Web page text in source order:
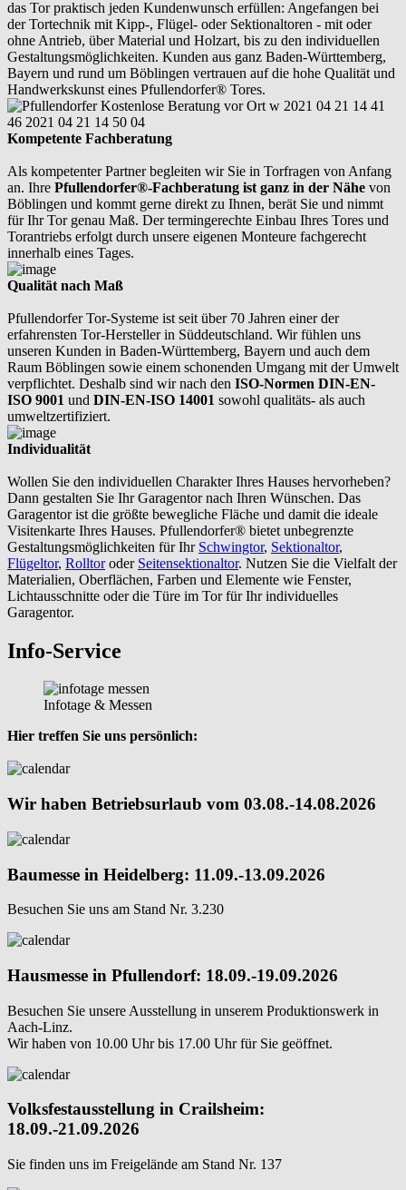
das Tor praktisch jeden Kundenwunsch erfüllen: Angefangen bei
der Tortechnik mit Kipp-, Flügel- oder Sektionaltoren - mit oder
ohne Antrieb, über Material und Holzart, bis zu den individuellen
Gestaltungsmöglichkeiten. Kunden aus ganz Baden-Württemberg,
Bayern und rund um Böblingen vertrauen auf die hohe Qualität und
Handwerkskunst eines Pfullendorfer® Tores.
Kompetente Fachberatung
Als kompetenter Partner begleiten wir Sie in Torfragen von Anfang
an. Ihre Pfullendorfer®-Fachberatung ist ganz in der Nähe von
Böblingen und kommt gerne direkt zu Ihnen, berät Sie und nimmt
für Ihr Tor genau Maß. Der termingerechte Einbau Ihres Tores und
Torantriebs erfolgt durch unsere eigenen Monteure fachgerecht
innerhalb eines Tages.
Qualität nach Maß
Pfullendorfer Tor-Systeme ist seit über 70 Jahren einer der
erfahrensten Tor-Hersteller in Süddeutschland. Wir fühlen uns
unseren Kunden in Baden-Württemberg, Bayern und auch dem
Raum Böblingen sowie einem schonenden Umgang mit der Umwelt
verpflichtet. Deshalb sind wir nach den ISO-Normen DIN-EN-
ISO 9001 und DIN-EN-ISO 14001 sowohl qualitäts- als auch
umweltzertifiziert.
Individualität
Wollen Sie den individuellen Charakter Ihres Hauses hervorheben?
Dann gestalten Sie Ihr Garagentor nach Ihren Wünschen. Das
Garagentor ist die größte bewegliche Fläche und damit die ideale
Visitenkarte Ihres Hauses. Pfullendorfer® bietet unbegrenzte
Gestaltungsmöglichkeiten für Ihr Schwingtor, Sektionaltor,
Flügeltor, Rolltoroder Seitensektionaltor. Nutzen Sie die Vielfalt der
Materialien, Oberflächen, Farben und Elemente wie Fenster,
Lichtausschnitte oder die Türe im Tor für Ihr individuelles
Garagentor.
Info-Service
Infotage & Messen
Hier treffen Sie uns persönlich:
Wir haben Betriebsurlaub vom 03.08.-14.08.2026
Baumesse in Heidelberg: 11.09.-13.09.2026
Besuchen Sie uns am Stand Nr. 3.230
Hausmesse in Pfullendorf: 18.09.-19.09.2026
Besuchen Sie unsere Ausstellung in unserem Produktionswerk in
Aach-Linz.
Wir haben von 10.00 Uhr bis 17.00 Uhr für Sie geöffnet.
Volksfestausstellung in Crailsheim:
18.09.-21.09.2026
Sie finden uns im Freigelände am Stand Nr. 137